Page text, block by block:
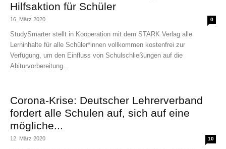
Hilfsaktion für Schüler
16. März 2020 0
StudySmarter stellt in Kooperation mit dem STARK Verlag alle
Lerninhalte für alle Schüler*innen vollkommen kostenfrei zur
Verfügung, um den Einfluss von Schulschließungen auf die
Abiturvorbereitung...
Corona-Krise: Deutscher Lehrerverband
fordert alle Schulen auf, sich auf eine
mögliche...
12. März 2020 10